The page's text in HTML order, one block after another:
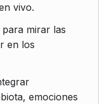
vivo.
para mirar las
en los
emociones